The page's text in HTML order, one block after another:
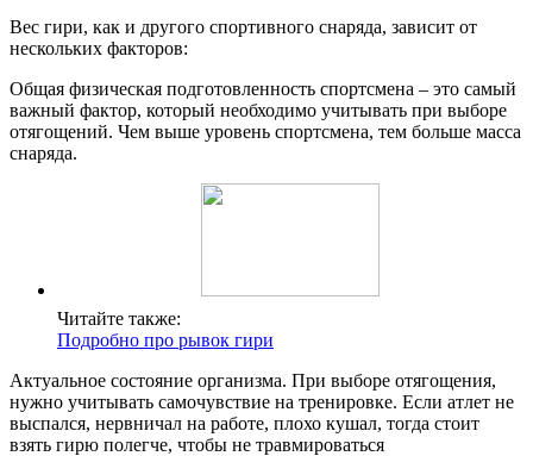
Вес гири, как и другого спортивного снаряда, зависит от
нескольких факторов:
Общая физическая подготовленность спортсмена – это самый
важный фактор, который необходимо учитывать при выборе
отягощений. Чем выше уровень спортсмена, тем больше масса
снаряда.
Читайте также:
Подробно про рывок гири
Актуальное состояние организма. При выборе отягощения,
нужно учитывать самочувствие на тренировке. Если атлет не
выспался, нервничал на работе, плохо кушал, тогда стоит
взять гирю полегче, чтобы не травмироваться